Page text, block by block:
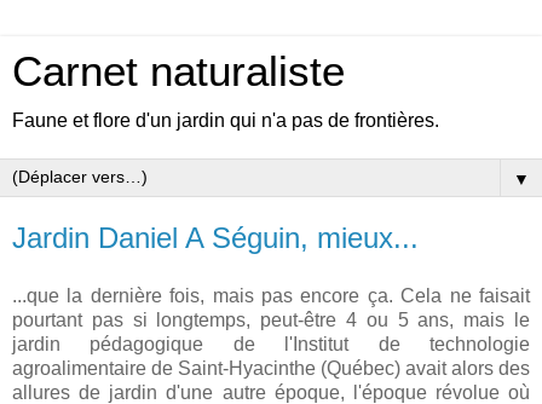
Carnet naturaliste
Faune et flore d'un jardin qui n'a pas de frontières.
▼
Jardin Daniel A Séguin, mieux...
...que la dernière fois, mais pas encore ça. Cela ne faisait
pourtant pas si longtemps, peut-être 4 ou 5 ans, mais le
jardin pédagogique de l'Institut de technologie
agroalimentaire de Saint-Hyacinthe (Québec) avait alors des
allures de jardin d'une autre époque, l'époque révolue où